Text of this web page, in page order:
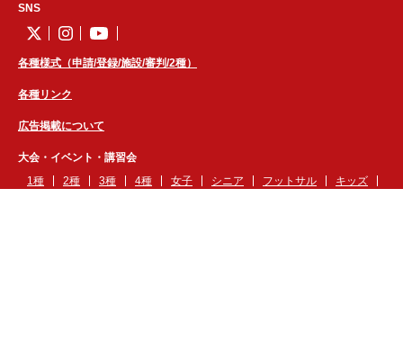
SNS
各種様式（申請/登録/施設/審判/2種）
各種リンク
広告掲載について
大会・イベント・講習会
1種
2種 3種 4種 女子 シニア フットサル
キッズ